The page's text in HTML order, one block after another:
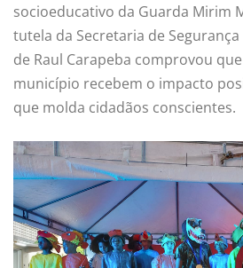
socioeducativo da Guarda Mirim
tutela da Secretaria de
de Raul Carapeba comprovou
município recebem o impacto
que molda cidadãos conscientes.